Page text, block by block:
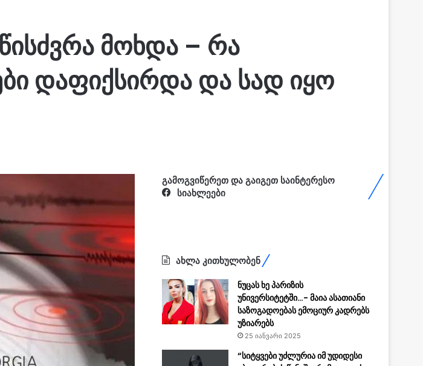
მოხდა – რა
დაფიქსირდა და სად იყო
გამოგვიწერეთ და გაიგეთ საინტერესო
სიახლეები
ახლა კითხულობენ
ნუცას ხე პარიზის
უნივერსიტეტში…- მაია ასათიანი
საზოგადოებას ემოციურ კადრებს
უზიარებს
25 იანვარი 2025
“სიტყვები უძლურია იმ უდიდესი